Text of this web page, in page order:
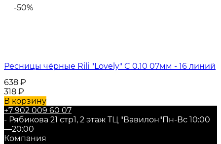
-50%
Ресницы чёрные Rili "Lovely" C 0.10 07мм - 16 линий
638 ₽
318 ₽
В корзину
+7 902 009 60 07
- Рябикова 21 стр1, 2 этаж ТЦ "Вавилон"Пн-Вс 10:00
—20:00
Компания